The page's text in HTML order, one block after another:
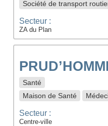
Société de transport
Secteur :
ZA du Plan
Santé
Maison de Santé
Secteur :
Centre-ville